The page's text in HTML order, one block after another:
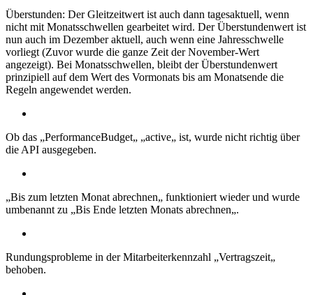
Überstunden: Der Gleitzeitwert ist auch dann tagesaktuell, wenn
nicht mit Monatsschwellen gearbeitet wird. Der Überstundenwert ist
nun auch im Dezember aktuell, auch wenn eine Jahresschwelle
vorliegt (Zuvor wurde die ganze Zeit der November-Wert
angezeigt). Bei Monatsschwellen, bleibt der Überstundenwert
prinzipiell auf dem Wert des Vormonats bis am Monatsende die
Regeln angewendet werden.
Ob das „PerformanceBudget„ „active„ ist, wurde nicht richtig über
die API ausgegeben.
„Bis zum letzten Monat abrechnen„ funktioniert wieder und wurde
umbenannt zu „Bis Ende letzten Monats abrechnen„.
Rundungsprobleme in der Mitarbeiterkennzahl „Vertragszeit„
behoben.